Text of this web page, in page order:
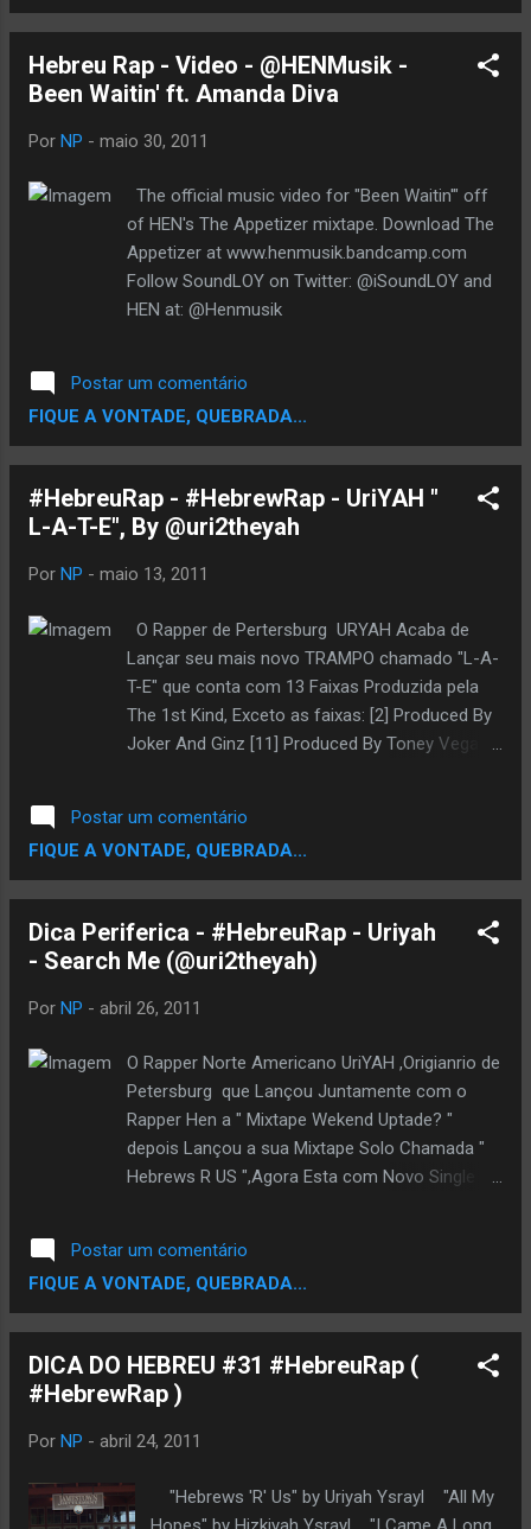
Hebreu Rap - Video - @HENMusik -
Been Waitin' ft. Amanda Diva
Por NP - maio 30, 2011
The official music video for "Been Waitin'" off
of HEN's The Appetizer mixtape. Download The
Appetizer at www.henmusik.bandcamp.com
Follow SoundLOY on Twitter: @iSoundLOY and
HEN at: @Henmusik
Postar um comentário
FIQUE A VONTADE, QUEBRADA...
#HebreuRap - #HebrewRap - UriYAH "
L-A-T-E", By @uri2theyah
Por NP - maio 13, 2011
O Rapper de Pertersburg URYAH Acaba de
Lançar seu mais novo TRAMPO chamado "L-A-
T-E" que conta com 13 Faixas Produzida pela
The 1st Kind, Exceto as faixas: [2] Produced By
Joker And Ginz [11] Produced By Toney Vega
href="http://uri2theyah.bandcamp.com/album/l-
a-t-e">L-A-T-E by Uriyah</a> Siga- os no
Twitter Uriyah - @uri2theyah Brad Moss -
@RE_Supreme DJ J-Starr - @DJ_JStarr Toney
Vega - @ToneyVega
Postar um comentário
FIQUE A VONTADE, QUEBRADA...
Dica Periferica - #HebreuRap - Uriyah
- Search Me (@uri2theyah)
Por NP - abril 26, 2011
O Rapper Norte Americano UriYAH ,Origianrio de
Petersburg que Lançou Juntamente com o
Rapper Hen a " Mixtape Wekend Uptade? "
depois Lançou a sua Mixtape Solo Chamada "
Hebrews R US ",Agora Esta com Novo Single
Postar um comentário
FIQUE A VONTADE, QUEBRADA...
DICA DO HEBREU #31 #HebreuRap (
#HebrewRap )
Por NP - abril 24, 2011
"Hebrews 'R' Us" by Uriyah Ysrayl "All My